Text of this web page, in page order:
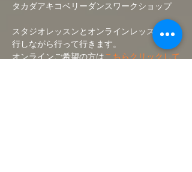
タカダアキコベリーダンスワークショップ
スタジオレッスンとオンラインレッスンを並
行しながら行って行きます。
オンラインご希望の方は こちらクリックして